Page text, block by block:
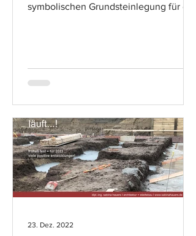
symbolischen Grundsteinlegung für die
23. Dez. 2022